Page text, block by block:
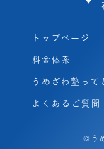
トップページ
料金体系
うめざわ塾って
よくあるご質問
©う